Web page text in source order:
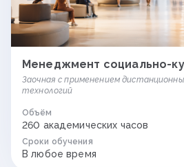
Менеджмент социально-
Заочная с применением
технологий
Объём
260 академических часов
Сроки обучения
В любое время